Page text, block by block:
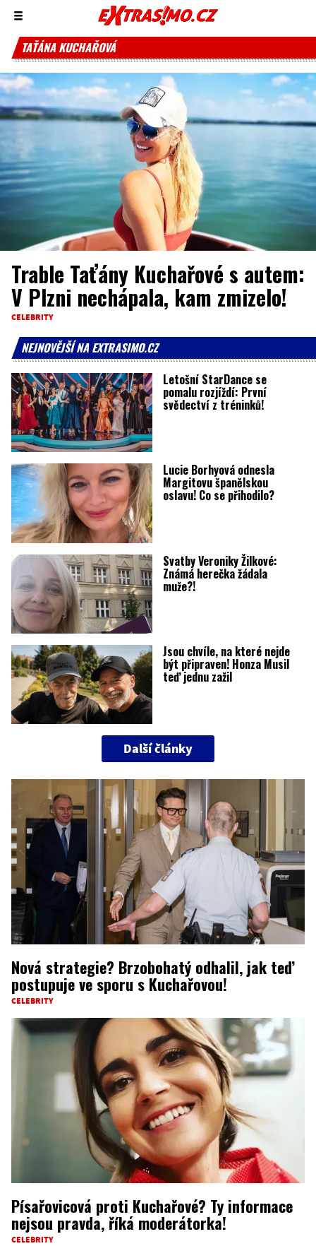
Zobrazit/skrýt
TAŤÁNA KUCHAŘOVÁ
Trable Taťány Kuchařové s autem:
V Plzni nechápala, kam zmizelo!
CELEBRITY
NEJNOVĚJŠÍ NA EXTRASIMO.CZ
Letošní StarDance se
pomalu rozjíždí: První
svědectví z tréninků!
Lucie Borhyová odnesla
Margitovu španělskou
oslavu! Co se přihodilo?
Svatby Veroniky Žilkové:
Známá herečka žádala
muže?!
Jsou chvíle, na které nejde
být připraven! Honza Musil
teď jednu zažil
Další články
Nová strategie? Brzobohatý odhalil, jak teď
postupuje ve sporu s Kuchařovou!
CELEBRITY
Písařovicová proti Kuchařové? Ty informace
nejsou pravda, říká moderátorka!
CELEBRITY